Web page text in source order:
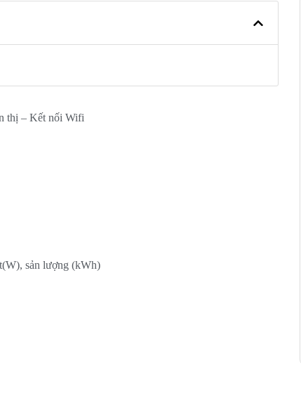
thị – Kết nối Wifi
sản lượng (kWh)